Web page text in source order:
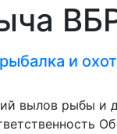
и
вылов рыбы и